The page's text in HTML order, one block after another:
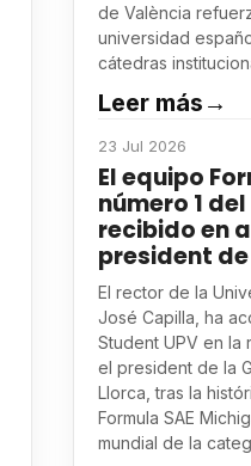
de València
universidad
cátedras
Leer más →
23 Jul 2026
El equipo
número 1
recibido en
president
El rector de la
José Capilla, ha
Student UPV en
el president de la
Llorca, tras la
Formula SAE
mundial de la